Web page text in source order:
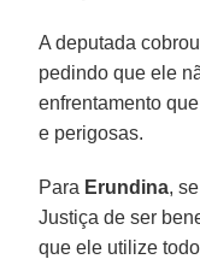
A deputada
pedindo que ele
enfrentamento
e perigosas.
Para Erundina, se
Justiça de ser
que ele utilize